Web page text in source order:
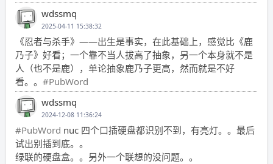
wdssmq
2025-04-11 15:38:32
《忍者与杀手》——出生是事实，在此基础上，感觉比《鹿
乃子》好看；一个靠不当人拔高了抽象，另一个本身就不是
人（也不是鹿），单论抽象鹿乃子更高，然而就是不好
看。。 #PubWord
wdssmq
2024-12-08 11:36:24
#PubWord nuc 四个口插硬盘都识别不到，有亮灯。。最后
试出别插到底。。
绿联的硬盘盒。。另外一个联想的没问题。。